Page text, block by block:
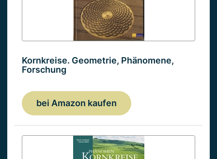
Kornkreise. Geometrie, Phänomene,
Forschung
bei Amazon kaufen